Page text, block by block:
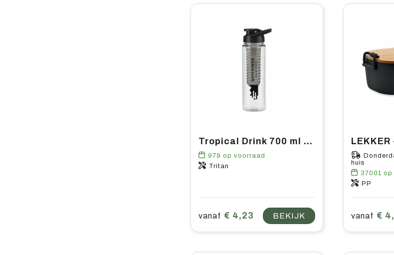
Tropical Drink 700 ml drinkfles
979 op voorraad
Tritan
vanaf € 4,23 BEKIJK
huis
37001 op
PP
vanaf €